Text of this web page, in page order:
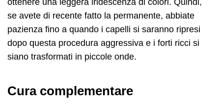
ottenere una leggera iridescenza di colori. Quindi,
se avete di recente fatto la permanente, abbiate
pazienza fino a quando i capelli si saranno ripresi
dopo questa procedura aggressiva e i forti ricci si
siano trasformati in piccole onde.
Cura complementare